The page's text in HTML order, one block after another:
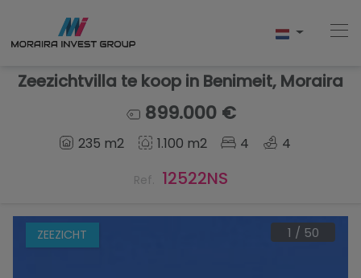
Home
Verkopen
Zeezichtvilla te koop in Benimeit, Moraira
899.000 €
235 m2 1.100 m2 4 4
Ref. 12522NS
ZEEZICHT 1 / 50